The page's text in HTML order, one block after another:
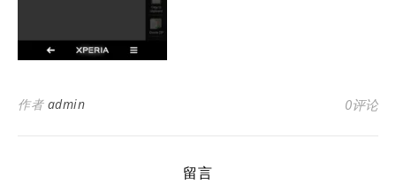
作者 admin 0评论
留言